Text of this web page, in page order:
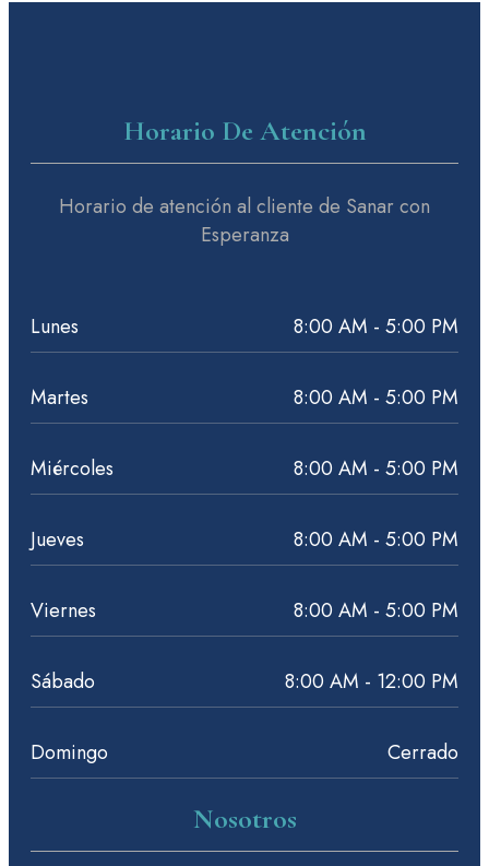
Nosotros
Horario De Atención
Horario de atención al cliente de Sanar con
Esperanza
Lunes 8:00 AM - 5:00 PM
Martes 8:00 AM - 5:00 PM
Miércoles 8:00 AM - 5:00 PM
Jueves 8:00 AM - 5:00 PM
Viernes 8:00 AM - 5:00 PM
Sábado 8:00 AM - 12:00 PM
Domingo Cerrado